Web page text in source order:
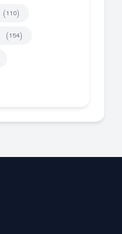
(110)
(154)